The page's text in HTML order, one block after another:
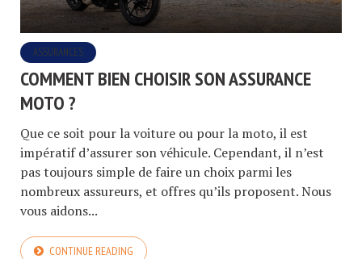
ASSURANCES
COMMENT BIEN CHOISIR SON ASSURANCE
MOTO ?
Que ce soit pour la voiture ou pour la moto, il est
impératif d’assurer son véhicule. Cependant, il n’est
pas toujours simple de faire un choix parmi les
nombreux assureurs, et offres qu’ils proposent. Nous
vous aidons...
CONTINUE READING